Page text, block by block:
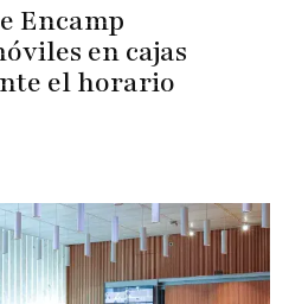
Encamp
en cajas
el horario